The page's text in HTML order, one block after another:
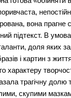
вона прагне
підтекст. В
доля яких
і картин з
характеру
трагічну долю
скупими